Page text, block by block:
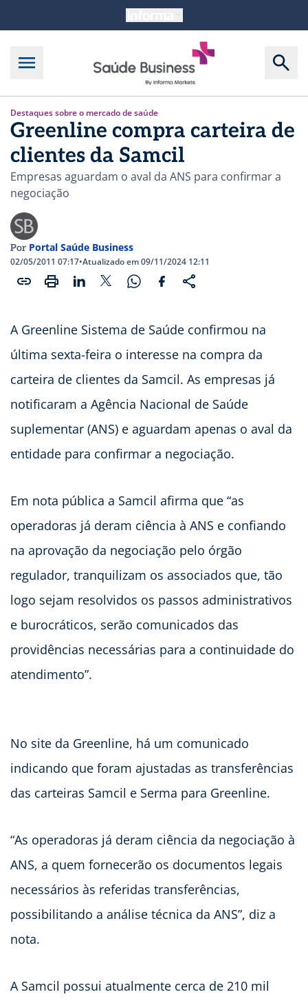
Destaques sobre o mercado de saúde
Greenline compra carteira de
clientes da Samcil
Empresas aguardam o aval da ANS para confirmar a
negociação
Por Portal Saúde Business
02/05/2011 07:17•Atualizado em 09/11/2024 12:11
A Greenline Sistema de Saúde confirmou na
última sexta-feira o interesse na compra da
carteira de clientes da Samcil. As empresas já
notificaram a Agência Nacional de Saúde
suplementar (ANS) e aguardam apenas o aval da
entidade para confirmar a negociação.
Em nota pública a Samcil afirma que “as
operadoras já deram ciência à ANS e confiando
na aprovação da negociação pelo órgão
regulador, tranquilizam os associados que, tão
logo sejam resolvidos os passos administrativos
e burocráticos, serão comunicados das
providências necessárias para a continuidade do
atendimento”.
No site da Greenline, há um comunicado
indicando que foram ajustadas as transferências
das carteiras Samcil e Serma para Greenline.
“As operadoras já deram ciência da negociação à
ANS, a quem fornecerão os documentos legais
necessários às referidas transferências,
possibilitando a análise técnica da ANS”, diz a
nota.
A Samcil possui atualmente cerca de 210 mil